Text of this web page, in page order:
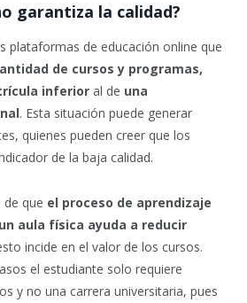
garantiza la calidad?
plataformas de educación online que
de cursos y programas,
inferior al de una
. Esta situación puede generar
quienes pueden creer que los
de la baja calidad.
que el proceso de aprendizaje
aula física ayuda a reducir
incide en el valor de los cursos.
el estudiante solo requiere
y no una carrera universitaria, pues